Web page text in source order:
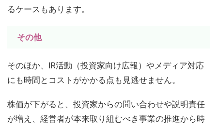
るケースもあります。
その他
そのほか、IR活動（投資家向け広報）やメディア対応
にも時間とコストがかかる点も見逃せません。
株価が下がると、投資家からの問い合わせや説明責任
が増え、経営者が本来取り組むべき事業の推進から時